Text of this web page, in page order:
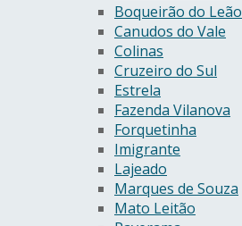
Boqueirão do Leão
Canudos do Vale
Colinas
Cruzeiro do Sul
Estrela
Fazenda Vilanova
Forquetinha
Imigrante
Lajeado
Marques de Souza
Mato Leitão